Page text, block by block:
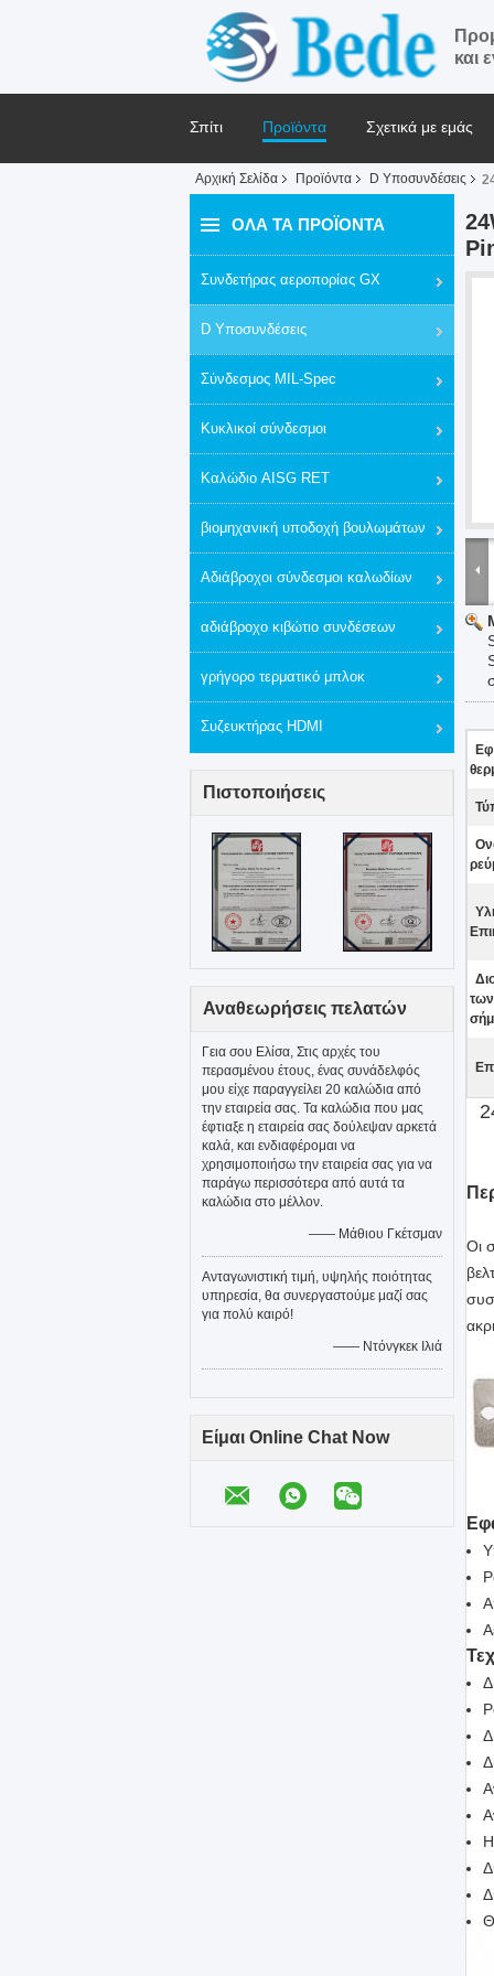
και
Σπίτι Προϊόντα Σχετικά με εμάς
Ζητήστε ένα απόσπασμα Ειδήσεις
Αρχική Σελίδα Προϊόντα D Υποσυνδέσεις
ΌΛΑ ΤΑ ΠΡΟΪΌΝΤΑ
Συνδετήρας αεροπορίας GX
D Υποσυνδέσεις
Σύνδεσμος MIL-Spec
Κυκλικοί σύνδεσμοι
Καλώδιο AISG RET
βιομηχανική υποδοχή βουλωμάτων
Αδιάβροχοι σύνδεσμοι καλωδίων
αδιάβροχο κιβώτιο συνδέσεων
γρήγορο τερματικό μπλοκ
Συζευκτήρας HDMI
Πιστοποιήσεις
Αναθεωρήσεις πελατών
Γεια σου Ελίσα, Στις αρχές του
περασμένου έτους, ένας συνάδελφός
μου είχε παραγγείλει 20 καλώδια από
την εταιρεία σας. Τα καλώδια που μας
έφτιαξε η εταιρεία σας δούλεψαν αρκετά
καλά, και ενδιαφέρομαι να
χρησιμοποιήσω την εταιρεία σας για να
παράγω περισσότερα από αυτά τα
καλώδια στο μέλλον.
—— Μάθιου Γκέτσμαν
Ανταγωνιστική τιμή, υψηλής ποιότητας
υπηρεσία, θα συνεργαστούμε μαζί σας
για πολύ καιρό!
—— Ντόνγκεκ Ιλιά
Είμαι Online Chat Now
Οι